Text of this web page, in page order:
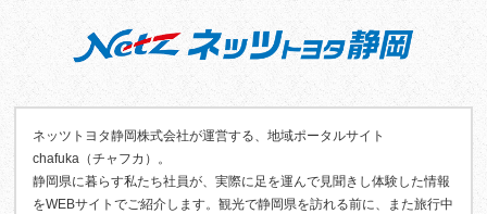
ネッツトヨタ静岡株式会社が運営する、地域ポータルサイト
chafuka（チャフカ）。
静岡県に暮らす私たち社員が、実際に足を運んで見聞きし体験した情報
をWEBサイトでご紹介します。観光で静岡県を訪れる前に、また旅行中